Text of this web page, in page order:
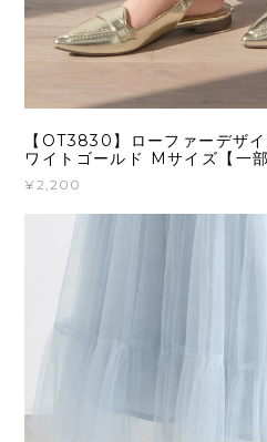
【OT3830】ローファーデザ
ワイトゴールド Mサイズ【一部
¥2,200